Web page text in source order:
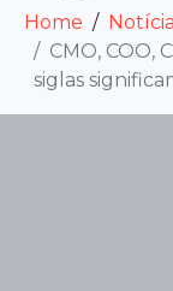
Home
CMO, COO,
siglas